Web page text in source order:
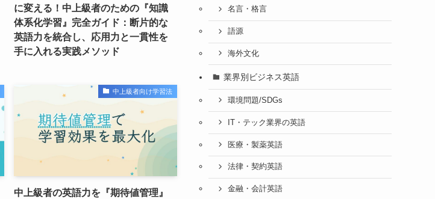
に変える！中上級者のための『知識
体系化学習』完全ガイド：断片的な
英語力を統合し、応用力と一貫性を
手に入れる実践メソッド
中上級者向け学習法
中上級者の英語力を『期待値管理』
名言・格言
語源
海外文化
業界別ビジネス英語
環境問題/SDGs
IT・テック業界の英語
医療・製薬英語
法律・契約英語
金融・会計英語